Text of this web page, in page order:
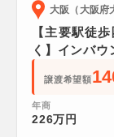
大阪（大阪府
【主要駅徒
く】インバ
譲渡希望額
年商
226万円